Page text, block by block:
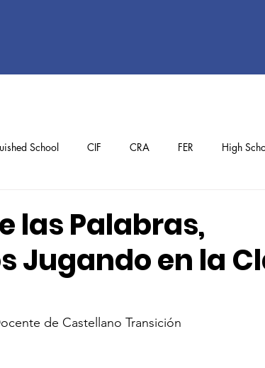
School CIF CRA FER High
las Palabras,
Jugando en la
de Castellano Transición